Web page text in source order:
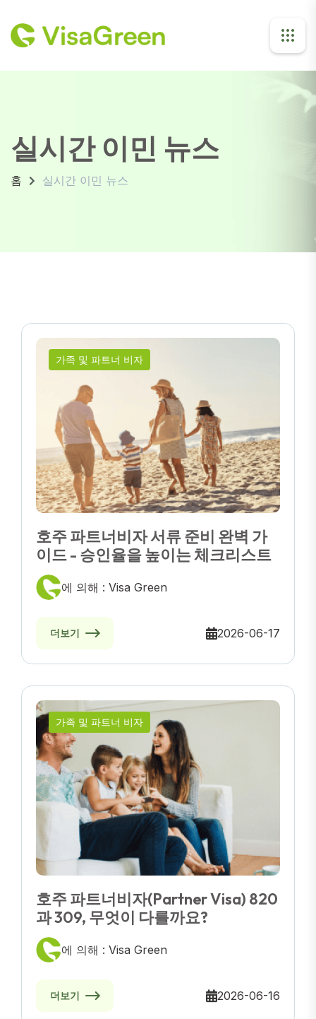
실시간 이민 뉴스
홈 실시간 이민 뉴스
가족 및 파트너 비자
호주 파트너비자 서류 준비 완벽 가
이드 - 승인율을 높이는 체크리스트
에 의해 : Visa Green
더보기 2026-06-17
가족 및 파트너 비자
호주 파트너비자(Partner Visa) 820
과 309, 무엇이 다를까요?
에 의해 : Visa Green
더보기 2026-06-16